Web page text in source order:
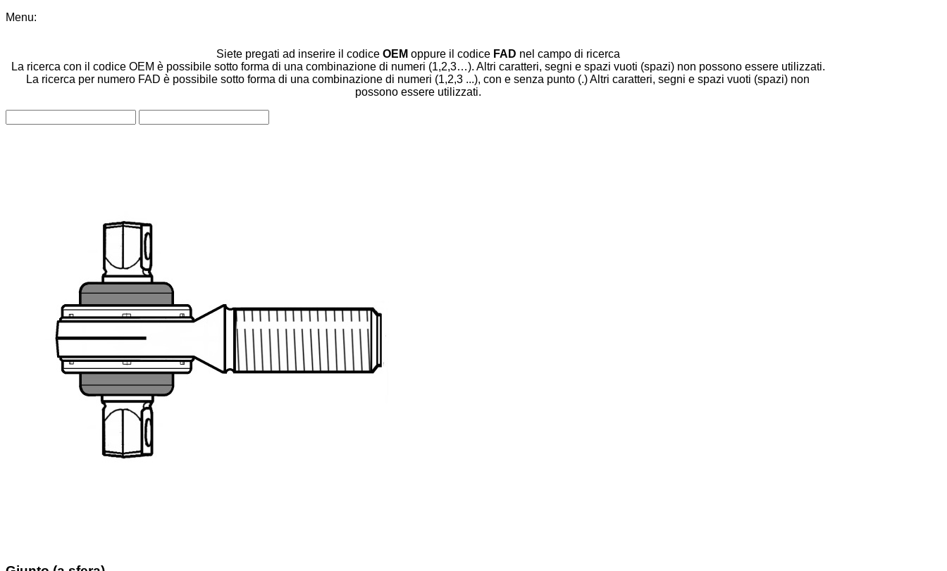
Menu:
Siete pregati ad inserire il codice OEM oppure il codice FAD nel campo di ricerca
La ricerca con il codice OEM è possibile sotto forma di una combinazione di numeri (1,2,3…). Altri caratteri, segni e spazi vuoti (spazi) non possono essere utilizzati.
La ricerca per numero FAD è possibile sotto forma di una combinazione di numeri (1,2,3 ...), con e senza punto (.) Altri caratteri, segni e spazi vuoti (spazi) non
possono essere utilizzati.